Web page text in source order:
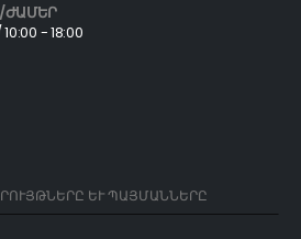
ԺԱՄԵՐ
- 18:00
ԵՒ ՊԱՅՄԱՆՆԵՐԸ